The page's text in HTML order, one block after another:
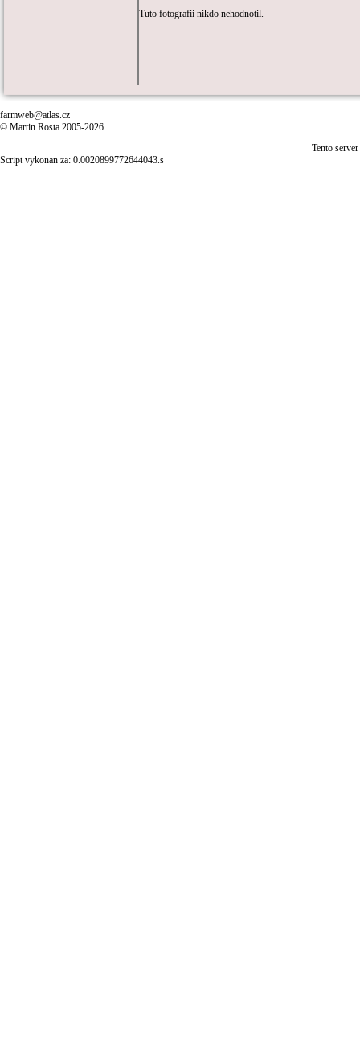
Tuto fotografii nikdo nehodnotil.
farmweb@atlas.cz
© Martin Rosta 2005-2026
Tento
Script vykonan za: 0.0020899772644043.s